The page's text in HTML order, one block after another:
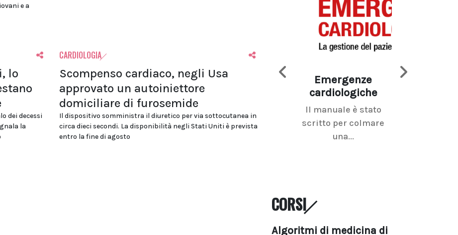
e a
lo
dei decessi
la
CARDIOLOGIA
Scompenso cardiaco, negli Usa
approvato un autoiniettore
domiciliare di furosemide
Il dispositivo somministra il diuretico per via sottocutanea in
circa dieci secondi. La disponibilità negli Stati Uniti è prevista
entro la fine di agosto
Emergenze
cardiologiche
Il manuale è stato
scritto per colmare
una...
CORSI
Algoritmi di medicina di